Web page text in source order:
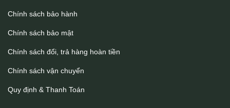
Chính sách bảo hành
Chính sách bảo mật
Chính sách đổi, trả hàng hoàn tiền
Chính sách vận chuyển
Quy định & Thanh Toán